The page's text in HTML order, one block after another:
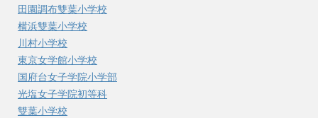
田園調布雙葉小学校
横浜雙葉小学校
川村小学校
東京女学館小学校
国府台女子学院小学部
光塩女子学院初等科
雙葉小学校